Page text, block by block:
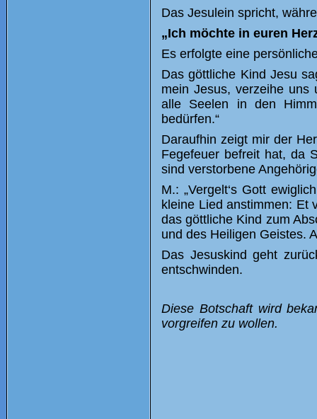
Das Jesulein spricht,
„Ich möchte in euren
Es erfolgte eine
Das göttliche Kind Jesu
mein Jesus, verzeihe uns
alle Seelen in den
bedürfen.“
Daraufhin zeigt mir der
Fegefeuer befreit hat, da
sind verstorbene
M.: „Vergelt‘s Gott
kleine Lied anstimmen: Et
das göttliche Kind zum
und des Heiligen Geistes.
Das Jesuskind geht
entschwinden.
Diese Botschaft wird
vorgreifen zu wollen.